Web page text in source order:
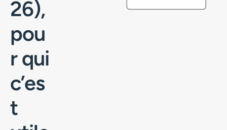
26),
pou
r qui
c’es
t